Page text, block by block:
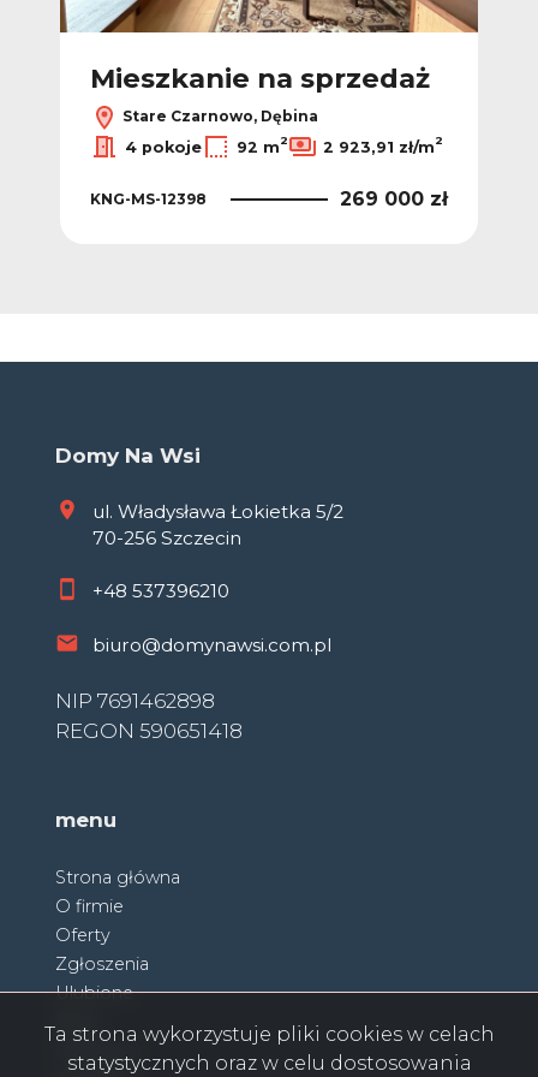
Mieszkanie na sprzedaż
Stare Czarnowo, Dębina
4 pokoje
92 m2 2 923,91 zł/m2
KNG-MS-12398 269 000 zł
Domy Na Wsi
ul. Władysława Łokietka 5/2
70-256 Szczecin
+48 537396210
biuro@domynawsi.com.pl
NIP 7691462898
REGON 590651418
menu
Strona główna
O firmie
Oferty
Zgłoszenia
Ulubione
Ta strona wykorzystuje pliki cookies w celach
statystycznych oraz w celu dostosowania